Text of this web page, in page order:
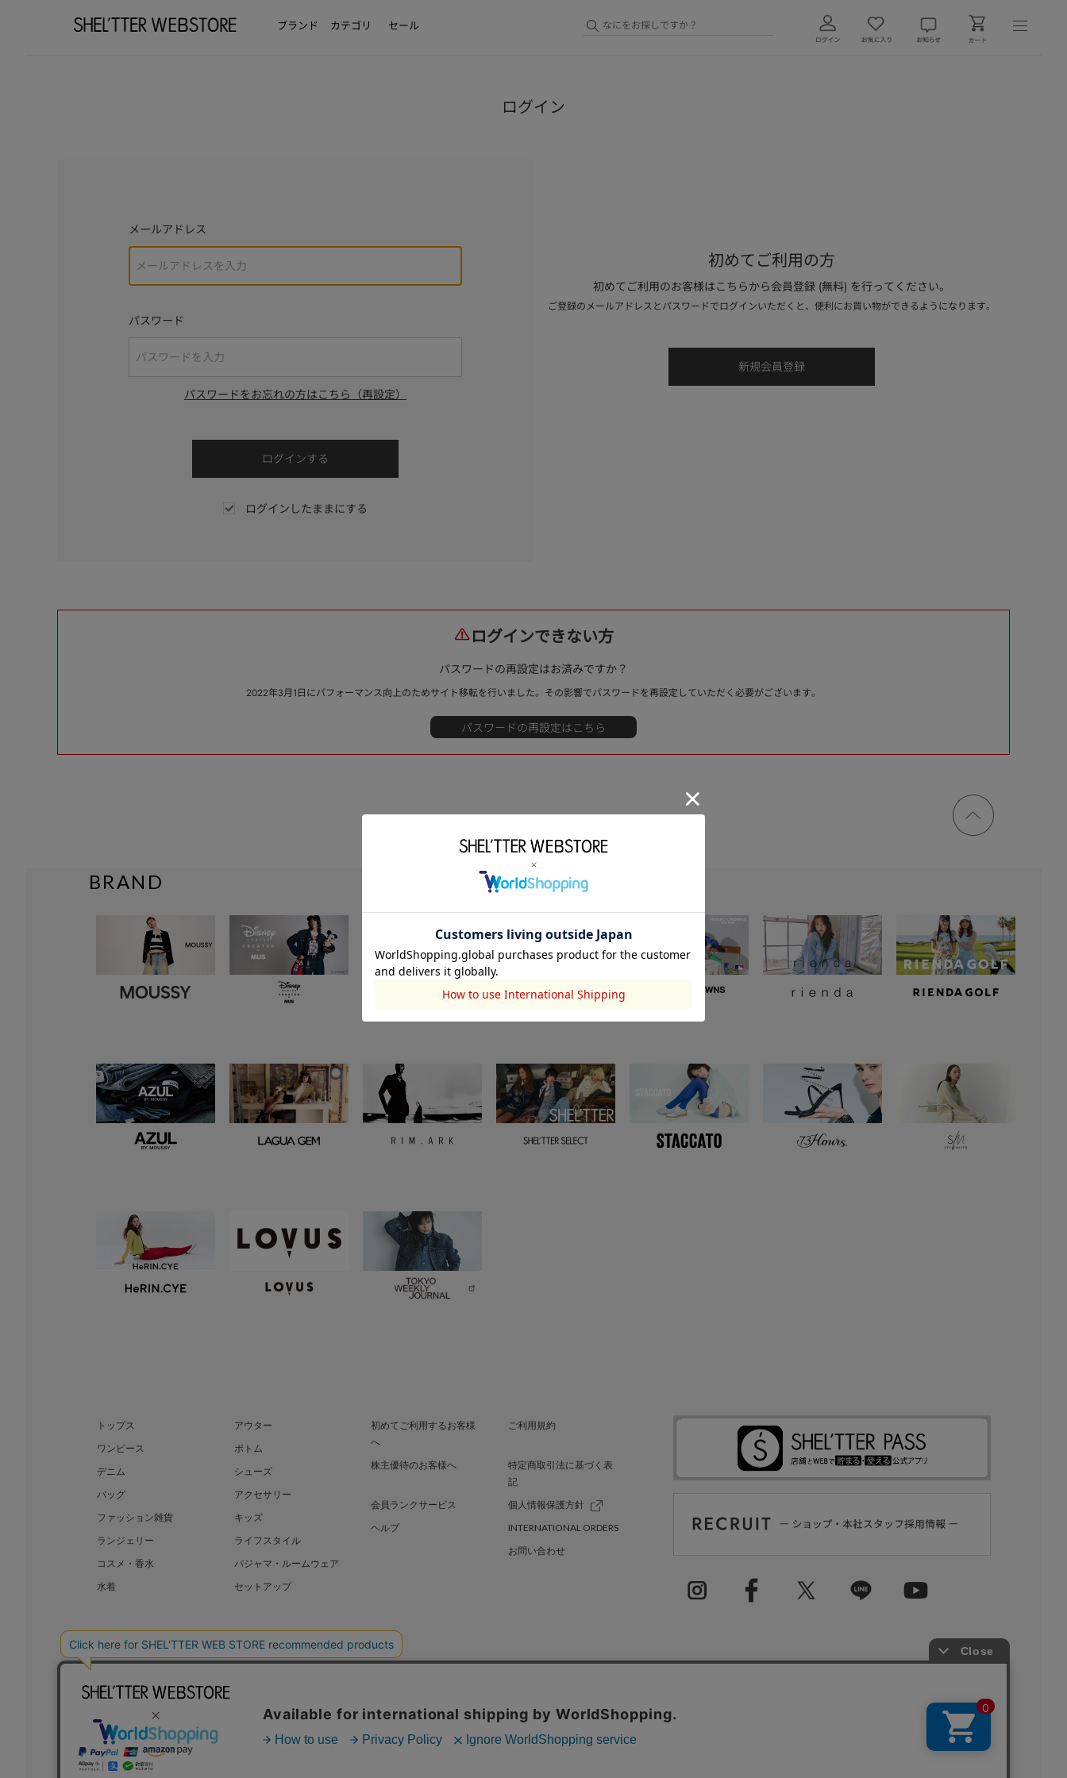
ブランド カテゴリ セール
ログイン
メールアドレス
パスワード
パスワードをお忘れの方はこちら（再設定）
ログインしたままにする
初めてご利用の方
初めてご利用のお客様はこちらから会員登録 (無料) を行ってください。
ご登録のメールアドレスとパスワードでログインいただくと、便利にお買い物ができるようになります。
ログインできない方
パスワードの再設定はお済みですか？
2022年3月1日にパフォーマンス向上のためサイト移転を行いました。その影響でパスワードを再設定していただく必要がございます。
ページ
トップ
BRAND
トップス
アウター
ワンピース
ボトム
デニム
シューズ
バッグ
アクセサリー
ファッション雑貨
キッズ
ランジェリー
ライフスタイル
コスメ・香水
パジャマ・ルームウェア
水着
セットアップ
初めてご利用するお客様
へ
ご利用規約
株主優待のお客様へ
特定商取引法に基づく表
記
会員ランクサービス
個人情報保護方針
ヘルプ
INTERNATIONAL ORDERS
お問い合わせ
BAROQUE JAPAN LIMITED SHEL’TTER GREEN 採用情報
COPYRIGHT © BAROQUE JAPAN LIMITED ALL RIGHTS RESERVED.